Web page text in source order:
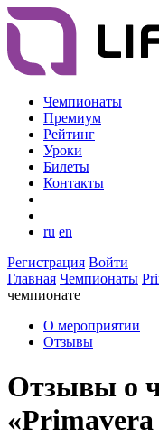
Чемпионаты
Премиум
Рейтинг
Уроки
Билеты
Контакты
ru en
Регистрация Войти
Главная Чемпионаты
чемпионате
О мероприятии
Отзывы
Отзывы о